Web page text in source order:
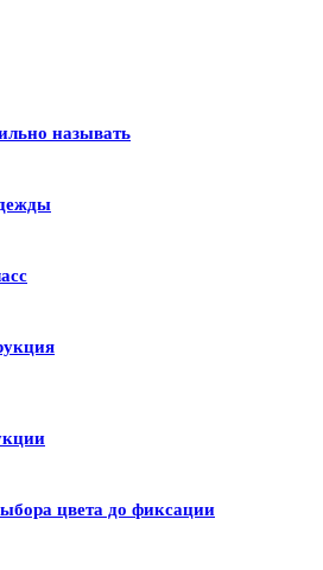
называть
цвета до фиксации